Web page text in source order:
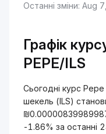
Останні зміни: Aug
Графік
PEPE/ILS
Сьогодні курс Pepe
шекель (ILS)
-1.86% за останні